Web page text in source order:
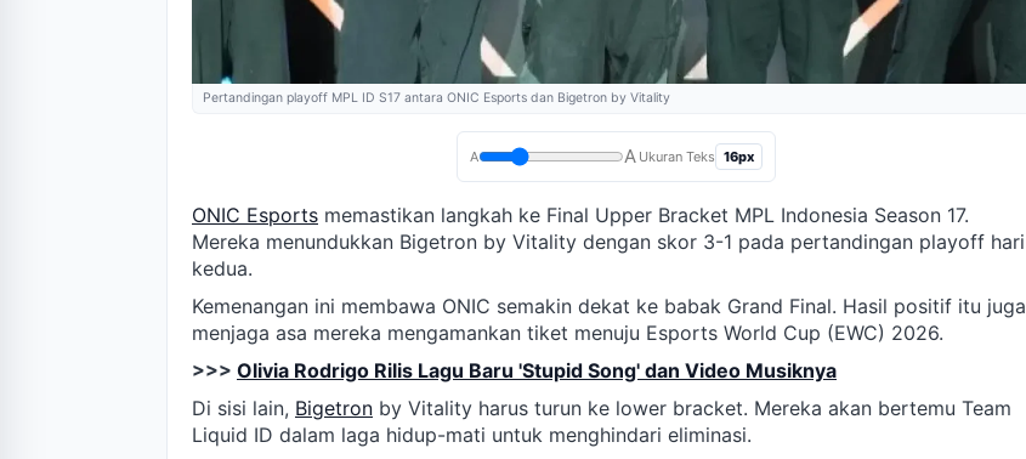
Pertandingan playoff MPL ID S17 antara ONIC Esports dan Bigetron by Vitality
A A Ukuran Teks 16px
ONIC Esports memastikan langkah ke Final Upper Bracket MPL Indonesia Season 17.
Mereka menundukkan Bigetron by Vitality dengan skor 3-1 pada pertandingan playoff hari
kedua.
Kemenangan ini membawa ONIC semakin dekat ke babak Grand Final. Hasil positif itu juga
menjaga asa mereka mengamankan tiket menuju Esports World Cup (EWC) 2026.
>>> Olivia Rodrigo Rilis Lagu Baru 'Stupid Song' dan Video Musiknya
Di sisi lain, Bigetron by Vitality harus turun ke lower bracket. Mereka akan bertemu Team
Liquid ID dalam laga hidup-mati untuk menghindari eliminasi.